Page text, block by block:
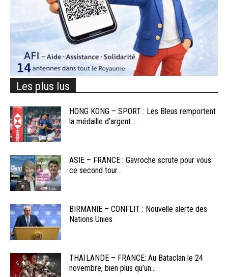
Les plus lus
HONG KONG – SPORT : Les Bleus remportent
la médaille d’argent...
ASIE – FRANCE : Gavroche scrute pour vous
ce second tour...
BIRMANIE – CONFLIT : Nouvelle alerte des
Nations Unies
THAÏLANDE – FRANCE: Au Bataclan le 24
novembre, bien plus qu’un...